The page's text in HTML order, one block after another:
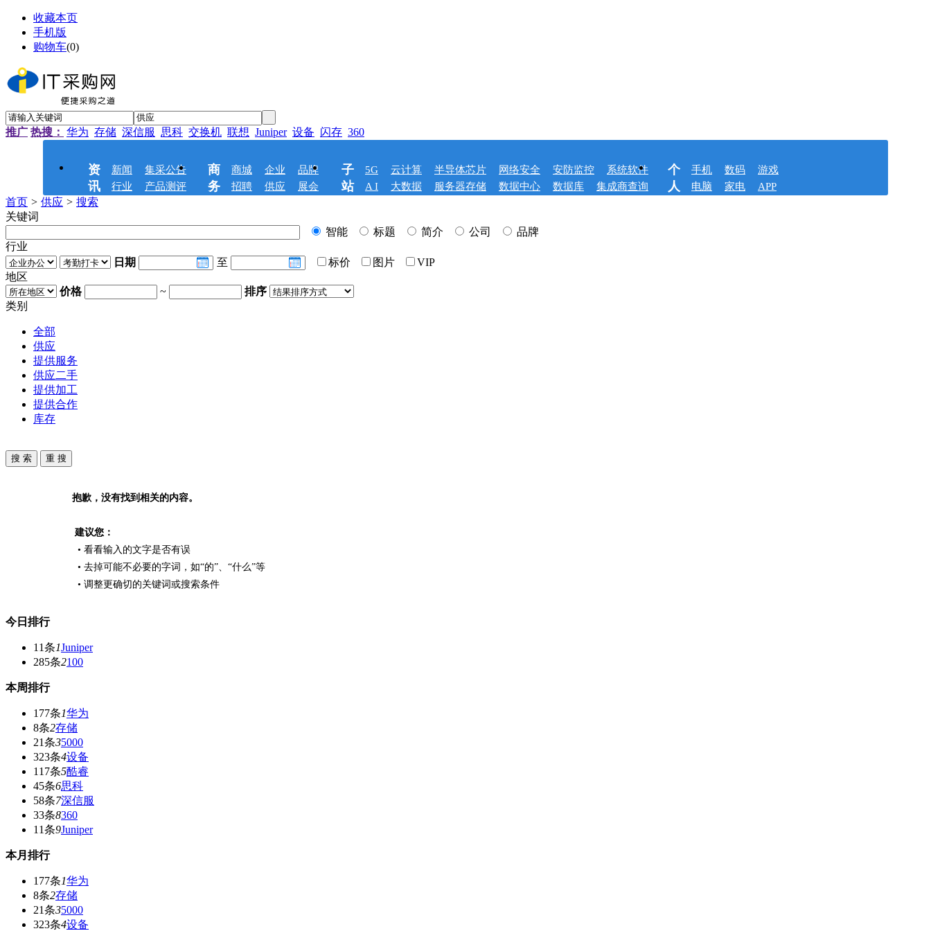
收藏本页
手机版
购物车(0)
推广 热搜： 华为 存储 深信服 思科 交换机 联想 Juniper 设备 闪存 360
资
讯
新闻
集采公告
行业
产品测评
商
务
商城 企业
品牌
招聘
供应 展会
子
站
5G 云计算 半导体芯片 网络安全 安防监控
系统软件
A I
大数据 服务器存储 数据中心 数据库 集成商查询
个
人
手机 数码
游戏
电脑
家电 APP
首页 > 供应 > 搜索
关键词
智能
标题 简介 公司
品牌
行业
日期
至 标价 图片
VIP
地区
价格
~
排序
类别
全部
供应
提供服务
供应二手
提供加工
提供合作
库存
抱歉，没有找到相关的内容。
建议您：
• 看看输入的文字是否有误
• 去掉可能不必要的字词，如“的”、“什么”等
• 调整更确切的关键词或搜索条件
今日排行
11条1Juniper
285条2100
本周排行
177条1华为
8条2存储
21条35000
323条4设备
117条5酷睿
45条6思科
58条7深信服
33条8360
11条9Juniper
本月排行
177条1华为
8条2存储
21条35000
323条4设备